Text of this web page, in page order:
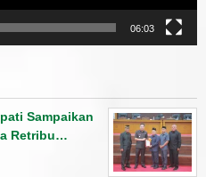
06:03
Sampaikan
Retribu…